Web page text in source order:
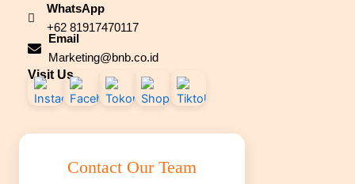
WhatsApp
+62 81917470117
Email
Marketing@bnb.co.id
Visit Us
Contact Our Team